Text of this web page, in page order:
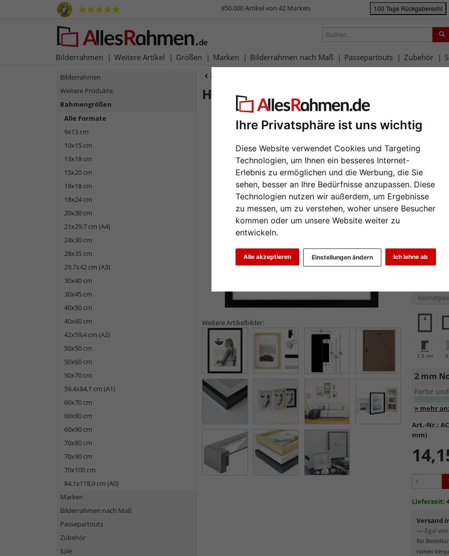
Ihre Privatsphäre ist uns wichtig
Diese Website verwendet Cookies und Targeting
Technologien, um Ihnen ein besseres Internet-
Erlebnis zu ermöglichen und die Werbung, die Sie
sehen, besser an Ihre Bedürfnisse anzupassen. Diese
Technologien nutzen wir außerdem, um Ergebnisse
zu messen, um zu verstehen, woher unsere Besucher
kommen oder um unsere Website weiter zu
entwickeln.
Alle akzeptieren Ich lehne ab
Einstellungen ändern
850.000 Artikel von 42 Marken 100 Tage Rückgaberecht
Bilderrahmen Weitere Artikel Größen Marken Bilderrahmen nach Maß Passepartouts Zubehör
Zurück
Holzrahmen Aura mit Distanzleiste
Weiter
Weitere Artikelbilder:
mit
Da wir die
Hersteller
Artikel
Format
Farbe wählen:
1,5 cm
2 mm
Farbe
sowie
Schutz
kommt.
Art.-Nr.:
mm)
Lieferzeit:
Versand
— Egal
Bei
hohen
Bilderrahmen
Weitere Produkte
Rahmengrößen
Alle Formate
9x13 cm
10x15 cm
13x18 cm
15x20 cm
18x18 cm
18x24 cm
20x30 cm
21x29,7 cm (A4)
24x30 cm
28x35 cm
29,7x42 cm (A3)
30x40 cm
30x45 cm
40x50 cm
40x60 cm
42x59,4 cm (A2)
50x50 cm
50x60 cm
50x70 cm
59,4x84,1 cm (A1)
60x70 cm
60x80 cm
60x90 cm
70x80 cm
70x90 cm
70x100 cm
84,1x118,9 cm (A0)
Marken
Bilderrahmen nach Maß
Passepartouts
Zubehör
Sale